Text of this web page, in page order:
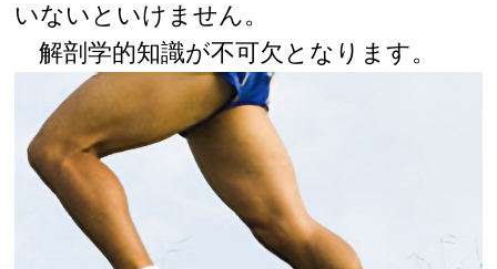
いないといけません。
解剖学的知識が不可欠となります。